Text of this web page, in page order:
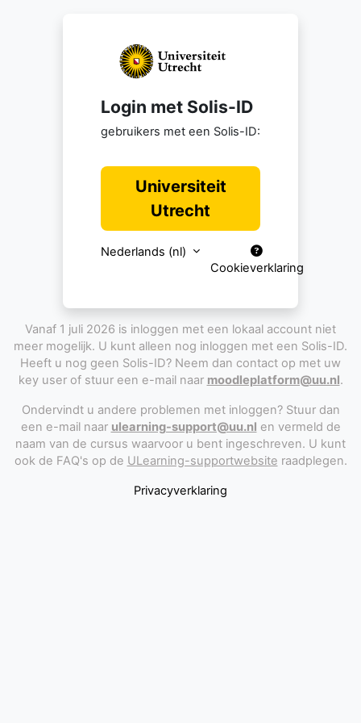
Login met Solis-ID
gebruikers met een Solis-ID:
Universiteit
Utrecht
Nederlands ‎(nl)‎
Cookieverklaring
Vanaf 1 juli 2026 is inloggen met een lokaal account niet
meer mogelijk. U kunt alleen nog inloggen met een Solis-ID.
Heeft u nog geen Solis-ID? Neem dan contact op met uw
key user of stuur een e-mail naar moodleplatform@uu.nl.
Ondervindt u andere problemen met inloggen? Stuur dan
een e-mail naar ulearning-support@uu.nl en vermeld de
naam van de cursus waarvoor u bent ingeschreven. U kunt
ook de FAQ's op de ULearning-supportwebsite raadplegen.
Privacyverklaring